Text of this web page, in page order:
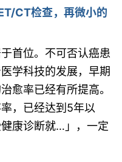
CT检查，再微小的
首位。不可否认癌患
学科技的发展，早期
愈率已经有所提高。
，已经达到5年以
健康诊断就…」，一定